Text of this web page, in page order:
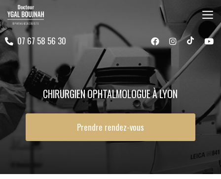
au
contenu
principal07 67 58 56 30
CHIRURGIEN OPHTALMOLOGUE À LYON
Prendre rendez-vous